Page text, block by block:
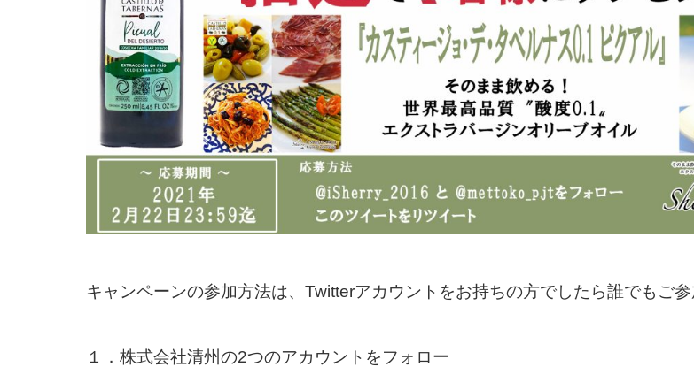
キャンペーンの参加方法は、Twitterアカウントをお持ちの方でしたら誰でもご参
１．株式会社清州の2つのアカウントをフォロー